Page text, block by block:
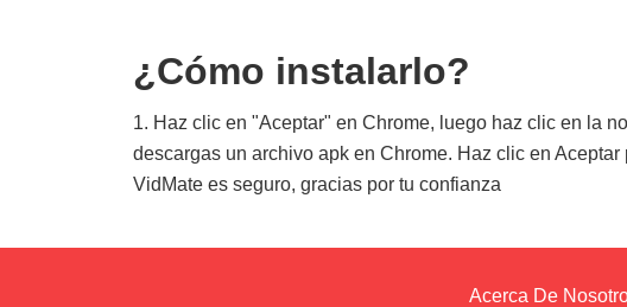
¿Cómo instalarlo?
1. Haz clic en "Aceptar" en Chrome, luego haz clic en la
descargas un archivo apk en Chrome. Haz clic en Aceptar
VidMate es seguro, gracias por tu confianza
Acerca De